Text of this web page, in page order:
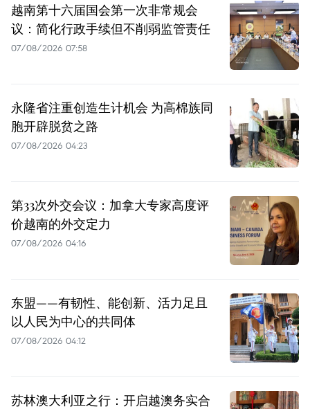
越南第十六届国会第一次非常规会
议：简化行政手续但不削弱监管责任
07/08/2026 07:58
永隆省注重创造生计机会 为高棉族同
胞开辟脱贫之路
07/08/2026 04:23
第33次外交会议：加拿大专家高度评
价越南的外交定力
07/08/2026 04:16
东盟——有韧性、能创新、活力足且
以人民为中心的共同体
07/08/2026 04:12
苏林澳大利亚之行：开启越澳务实合